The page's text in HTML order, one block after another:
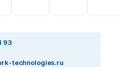
93
technologies.ru